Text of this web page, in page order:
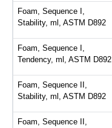
Foam, Sequence I,
Stability, ml, ASTM D892
Foam, Sequence I,
Tendency, ml, ASTM D892
Foam, Sequence II,
Stability, ml, ASTM D892
Foam, Sequence II,